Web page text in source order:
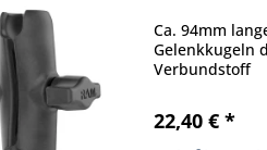
Ca. 94mm
Gelenkkugeln
Verbundstoff
22,40 € *